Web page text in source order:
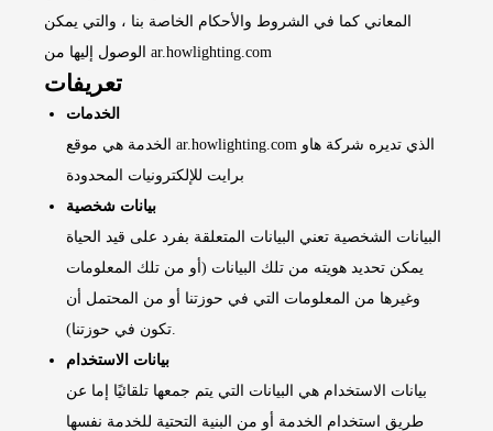
المعاني كما في الشروط والأحكام الخاصة بنا ، والتي يمكن
الوصول إليها من ar.howlighting.com
تعريفات
الخدمات
الخدمة هي موقع ar.howlighting.com الذي تديره شركة هاو
برايت للإلكترونيات المحدودة
بيانات شخصية
البيانات الشخصية تعني البيانات المتعلقة بفرد على قيد الحياة
يمكن تحديد هويته من تلك البيانات (أو من تلك المعلومات
وغيرها من المعلومات التي في حوزتنا أو من المحتمل أن
تكون في حوزتنا).
بيانات الاستخدام
بيانات الاستخدام هي البيانات التي يتم جمعها تلقائيًا إما عن
طريق استخدام الخدمة أو من البنية التحتية للخدمة نفسها